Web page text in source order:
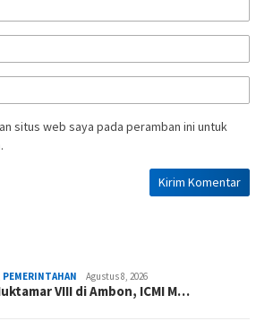
situs web saya pada peramban ini untuk
PEMERINTAHAN Agustus 8, 2026
VIII di Ambon, ICMI M…